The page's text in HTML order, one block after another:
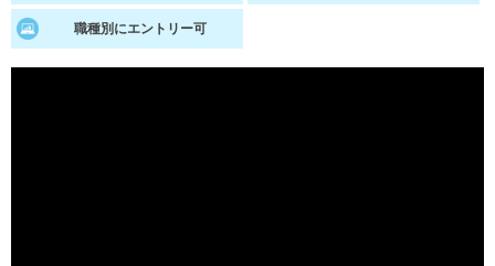
就活時事ニュースを更新
職種別にエントリー可